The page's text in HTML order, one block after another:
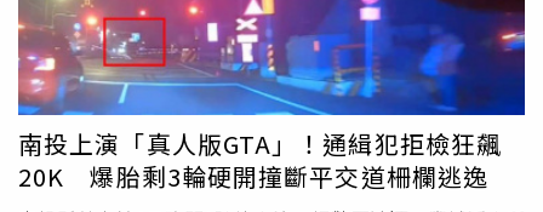
初，警方又在郵局ATM前查獲18歲馬來西亞籍林姓男子，查
扣現金6萬元、金融卡及手機；到了7月下旬，再逮獲39歲
馬來西亞籍梁姓男子，起出現金15萬5000元、金融卡2張及
手機1支。最驚險的一幕則發生在7月中旬。警方掌握26歲
印度裔馬來西亞籍男子「阿吉」涉嫌擔任車手後，立即報請
橋頭地方檢察署指揮偵辦，並聯繫移民署及航空警察局啟動
聯防機制。就在阿吉準備從高雄小港機場搭機離境之際，執
南投上演「真人版GTA」！通緝犯拒檢狂飆
20K 爆胎剩3輪硬開撞斷平交道柵欄逃逸